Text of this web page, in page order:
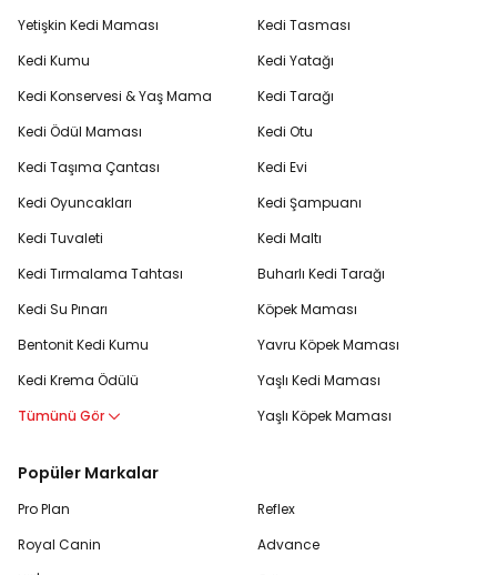
Yetişkin Kedi Maması
Kedi Kumu
Kedi Konservesi & Yaş Mama
Kedi Ödül Maması
Kedi Taşıma Çantası
Kedi Oyuncakları
Kedi Tuvaleti
Kedi Tırmalama Tahtası
Kedi Su Pınarı
Bentonit Kedi Kumu
Kedi Krema Ödülü
Tümünü Gör
Kedi Tasması
Kedi Yatağı
Kedi Tarağı
Kedi Otu
Kedi Evi
Kedi Şampuanı
Kedi Maltı
Buharlı Kedi Tarağı
Köpek Maması
Yavru Köpek Maması
Yaşlı Kedi Maması
Yaşlı Köpek Maması
Popüler Markalar
Pro Plan
Royal Canin
Reflex
Advance